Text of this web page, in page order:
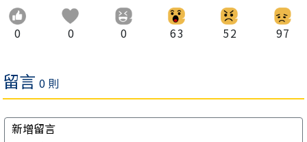
0 0 0 63 52 97